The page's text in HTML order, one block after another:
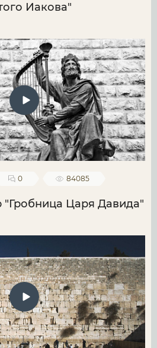
Иакова"
0 84085
"Гробница Царя Давида"